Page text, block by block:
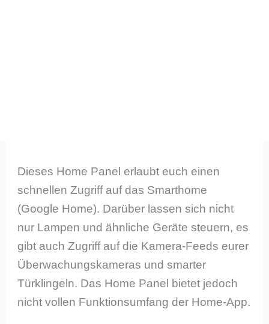
Dieses Home Panel erlaubt euch einen
schnellen Zugriff auf das Smarthome
(Google Home). Darüber lassen sich nicht
nur Lampen und ähnliche Geräte steuern, es
gibt auch Zugriff auf die Kamera-Feeds eurer
Überwachungskameras und smarter
Türklingeln. Das Home Panel bietet jedoch
nicht vollen Funktionsumfang der Home-App.